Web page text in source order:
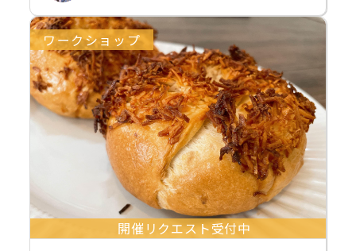
ワークショップ
開催リクエスト受付中